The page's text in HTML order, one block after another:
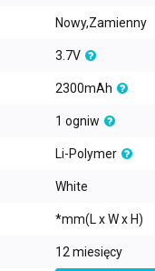
Nowy,Zamienny
3.7V
2300mAh
1 ogniw
Li-Polymer
White
*mm(L x W x H)
12 miesięcy